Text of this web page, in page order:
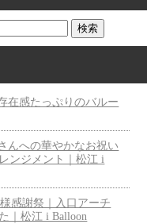
在感たっぷりのバルー
んへの華やかなお祝い
ンジメント｜松江 i
感謝祭｜入口アーチ
｜松江 i Balloon